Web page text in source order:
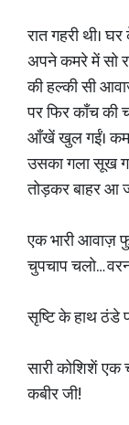
रात गहरी थी।
अपने कमरे में सो
की हल्की सी
पर फिर काँच की
आँखें खुल गईं। कमरे
उसका गला सूख
तोड़कर बाहर आ
एक भारी
चुपचाप चलो…
सृष्टि के हाथ ठंडे
सारी कोशिशें
कबीर जी!